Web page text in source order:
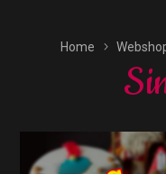
Home